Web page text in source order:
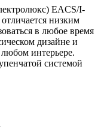
EACS/I-
низким
в любое время
дизайне и
интерьере.
системой